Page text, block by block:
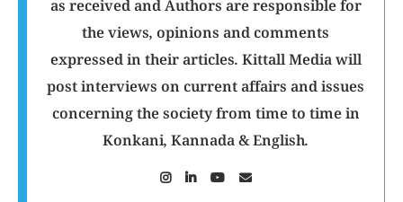
as received and Authors are responsible for
the views, opinions and comments
expressed in their articles. Kittall Media will
post interviews on current affairs and issues
concerning the society from time to time in
Konkani, Kannada & English.